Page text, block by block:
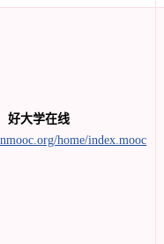
好大学在线
home/index.mooc